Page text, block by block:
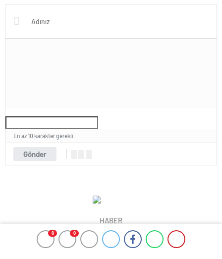
0 0
Gönder
En az 10 karakter gerekli
HABER